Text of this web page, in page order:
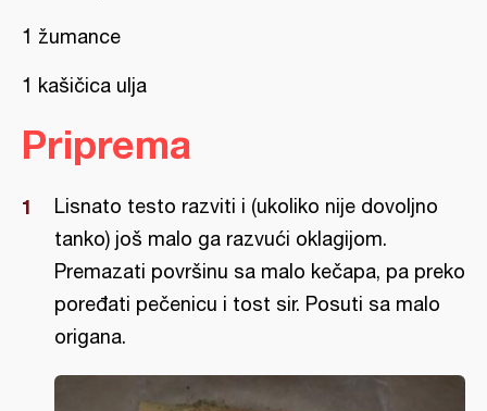
1 žumance
1 kašičica ulja
Priprema
Lisnato testo razviti i (ukoliko nije dovoljno
tanko) još malo ga razvući oklagijom.
Premazati površinu sa malo kečapa, pa preko
poređati pečenicu i tost sir. Posuti sa malo
origana.